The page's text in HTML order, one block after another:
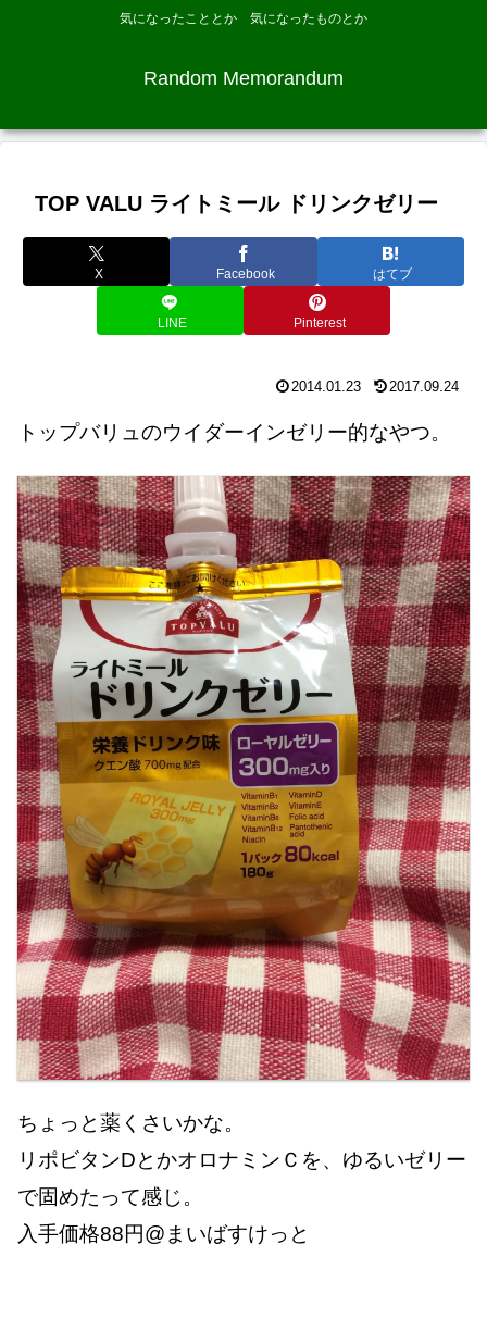
気になったこととか 気になったものとか
Random Memorandum
TOP VALU ライトミール ドリンクゼリー
X Facebook はてブ
LINE Pinterest
2014.01.23 2017.09.24
トップバリュのウイダーインゼリー的なやつ。
ちょっと薬くさいかな。
リポビタンDとかオロナミンＣを、ゆるいゼリー
で固めたって感じ。
入手価格88円@まいばすけっと